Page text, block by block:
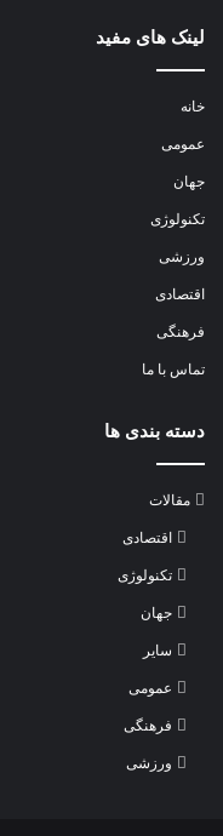
لینک های مفید
خانه
عمومی
جهان
تکنولوژی
ورزشی
اقتصادی
فرهنگی
تماس با ما
دسته بندی ها
مقالات
اقتصادی
تکنولوژی
جهان
سایر
عمومی
فرهنگی
ورزشی